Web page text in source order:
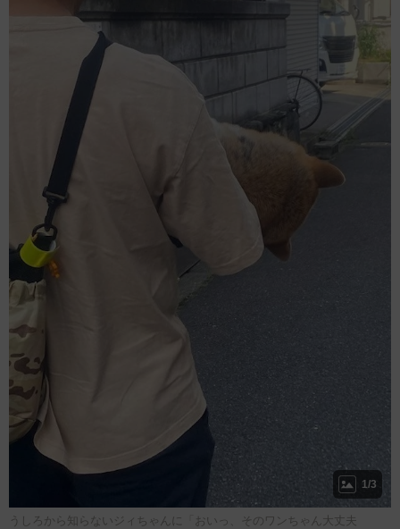
1/3
うしろから知らないジィちゃんに「おいっ、そのワンちゃん大丈夫